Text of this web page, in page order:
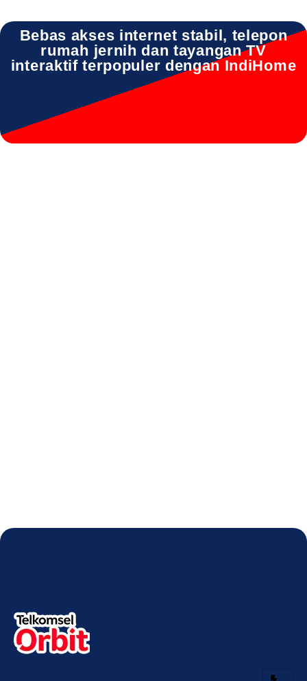
Bebas akses internet stabil, telepon
rumah jernih dan tayangan TV
interaktif terpopuler dengan IndiHome